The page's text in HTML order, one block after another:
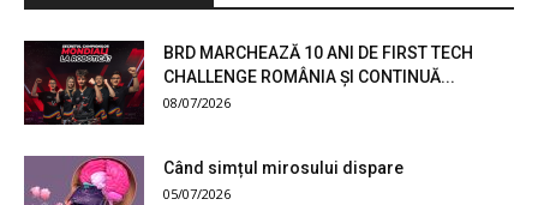
BRD MARCHEAZĂ 10 ANI DE FIRST TECH
CHALLENGE ROMÂNIA ȘI CONTINUĂ...
08/07/2026
Când simțul mirosului dispare
05/07/2026